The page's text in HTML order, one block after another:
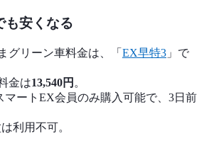
も安くなる
グリーン車料金は、「 EX早特3 」で
金は13,540円 。
マートEX会員のみ購入可能で、3日前
利用不可。